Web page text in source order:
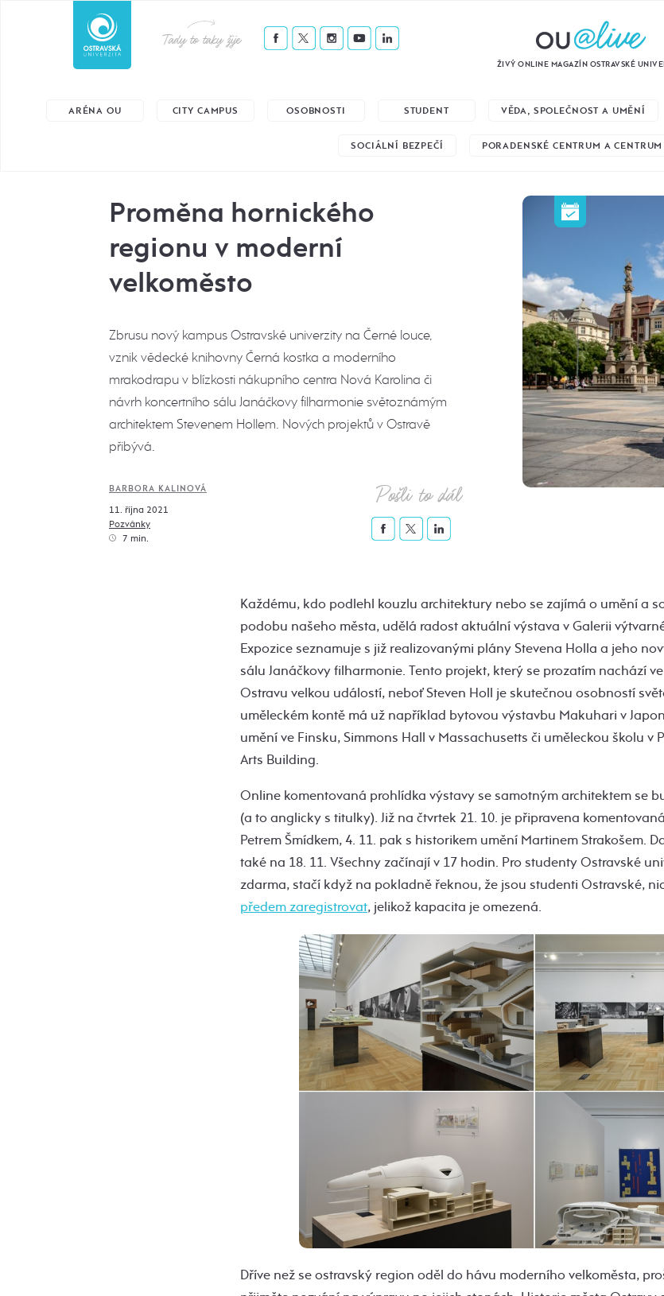
Tady to taky žije
ŽIVÝ ONLINE MAGAZÍN OSTRAVSKÉ
ARÉNA OU CITY CAMPUS OSOBNOSTI STUDENT VĚDA, SPOLEČNOST A UMĚNÍ
SOCIÁLNÍ BEZPEČÍ PORADENSKÉ CENTRUM A
Proměna hornického
regionu v moderní
velkoměsto
Zbrusu nový kampus Ostravské univerzity na Černé louce,
vznik vědecké knihovny Černá kostka a moderního
mrakodrapu v blízkosti nákupního centra Nová Karolina či
návrh koncertního sálu Janáčkovy filharmonie světoznámým
architektem Stevenem Hollem. Nových projektů v Ostravě
přibývá.
BARBORA KALINOVÁ
11. října 2021
Pozvánky
7 min.
Pošli to dál
Každému, kdo podlehl kouzlu architektury nebo se zajímá o umění a
podobu našeho města, udělá radost aktuální výstava v Galerii
Expozice seznamuje s již realizovanými plány Stevena Holla a jeho
sálu Janáčkovy filharmonie. Tento projekt, který se prozatím nachází
Ostravu velkou událostí, neboť Steven Holl je skutečnou osobností
uměleckém kontě má už například bytovou výstavbu Makuhari v
umění ve Finsku, Simmons Hall v Massachusetts či uměleckou školu v
Arts Building.
Online komentovaná prohlídka výstavy se samotným architektem se
(a to anglicky s titulky). Již na čtvrtek 21. 10. je připravena
Petrem Šmídkem, 4. 11. pak s historikem umění Martinem Strakošem.
také na 18. 11. Všechny začínají v 17 hodin. Pro studenty Ostravské
zdarma, stačí když na pokladně řeknou, že jsou studenti Ostravské,
předem zaregistrovat, jelikož kapacita je omezená.
Dříve než se ostravský region oděl do hávu moderního velkoměsta,